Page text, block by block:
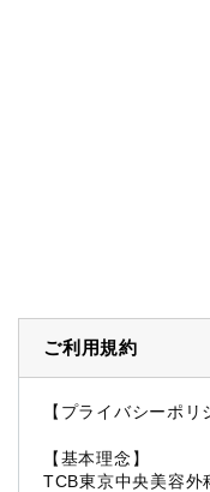
ご利用規約
【プライバシーポリ
【基本理念】
TCB東京中央美容外